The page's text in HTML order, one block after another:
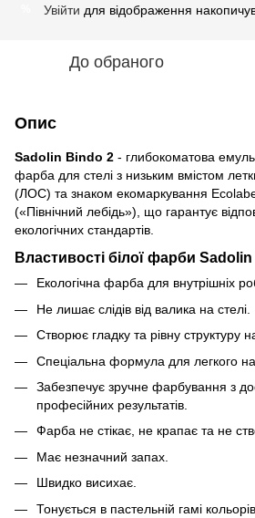
Увійти для відображення
До обраного
Опис
Sadolin Bindo 2 - глибокоматова
фарба для стелі з низьким вмістом
(ЛОС) та знаком екомаркування
(«Північний лебідь»), що гарантує
екологічних стандартів.
Властивості білої фарби
Екологічна фарба для внутрішніх
Не лишає слідів від валика на стелі.
Створює гладку та рівну структуру
Спеціальна формула для легкого
Забезпечує зручне фарбування з
професійних результатів.
Фарба не стікає, не крапає та не
Має незначний запах.
Швидко висихає.
Тонується в пастельній гамі кольорів.